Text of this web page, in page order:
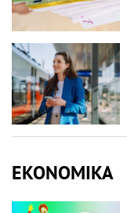
EKONOMIKA